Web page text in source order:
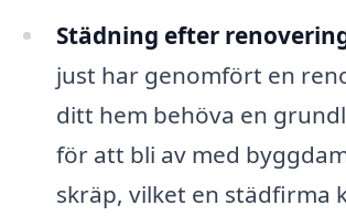
Städning efter
just har genomfört en
ditt hem behöva en
för att bli av med
skräp, vilket en städfirma